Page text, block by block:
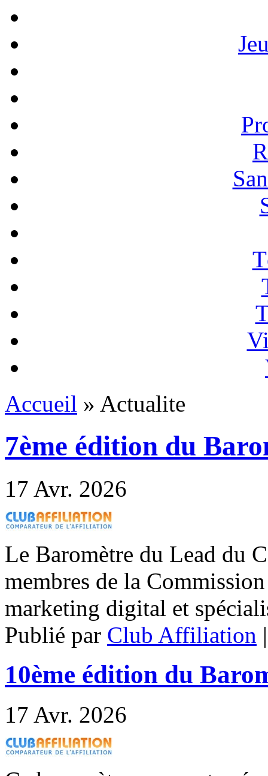
Accueil » Actualite
7ème édition du
17 Avr. 2026
Le Baromètre du Lead du
membres de la
marketing digital et
Publié par Club Affiliation
10ème édition du
17 Avr. 2026